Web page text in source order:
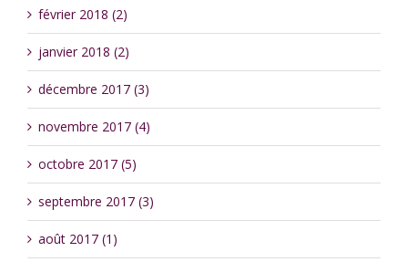
février 2018 (2)
janvier 2018 (2)
décembre 2017 (3)
novembre 2017 (4)
octobre 2017 (5)
septembre 2017 (3)
août 2017 (1)